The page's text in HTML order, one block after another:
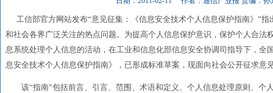
工信部官方网站发布“意见征集：《信息安全技术个人信息保护指南》”
和社会各界广泛关注的热点问题。为提高个人信息保护意识，保护个人合法
息系统处理个人信息的活动，在工业和信息化部信息安全协调司指导下，全
息安全技术个人信息保护指南》，已形成标准草案，现面向社会公开征求意
该“指南”包括前言、引言、范围、术语和定义、个人信息处理原则、个